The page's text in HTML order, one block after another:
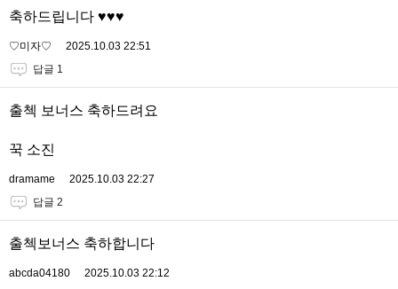
축하드립니다 ♥️♥️♥️
♡미자♡
2025.10.03 22:51
답글 1
출첵 보너스 축하드려요
꾹 소진
dramame
2025.10.03 22:27
답글 2
출첵보너스 축하합니다
abcda04180
2025.10.03 22:12